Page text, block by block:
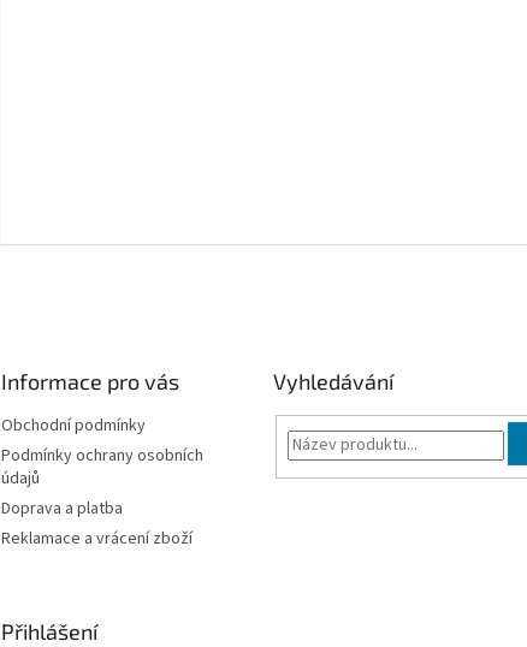
Informace pro vás
Obchodní podmínky
Podmínky ochrany osobních
údajů
Doprava a platba
Reklamace a vrácení zboží
Vyhledávání
Přihlášení